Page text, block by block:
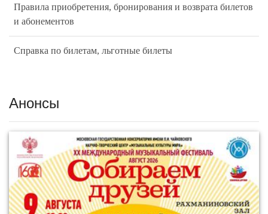
Правила приобретения, бронирования и возврата билетов
и абонементов
Справка по билетам, льготные билеты
Анонсы